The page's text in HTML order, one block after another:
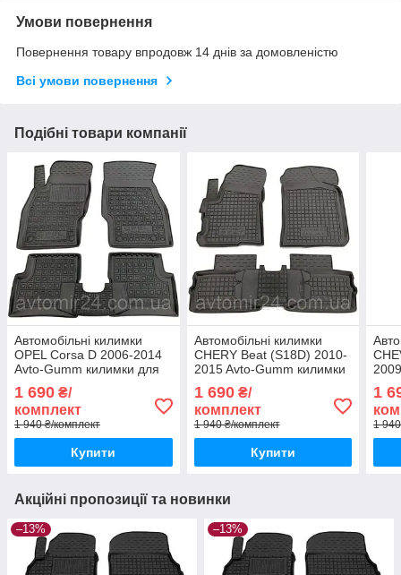
Умови повернення
Повернення товару впродовж 14 днів за домовленістю
Всі умови повернення
Подібні товари компанії
Автомобільні килимки
OPEL Corsa D 2006-2014
Avto-Gumm килимки для
2006-2014 Автогум
1 690 ₴/
комплект
1 940 ₴/комплект
Купити
Автомобільні килимки
CHERY Beat (S18D) 2010-
2015 Avto-Gumm килимки
2010-2015 Автогум
1 690₴/
комплект
1 940 ₴/комплект
Купити
1
1
Акційні пропозиції та новинки
–13% –13%